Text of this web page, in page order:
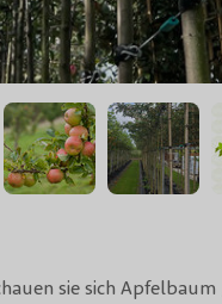
sie sich Apfelbaum